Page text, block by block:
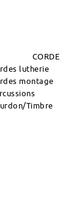
CORDE
lutherie
montage
Timbre